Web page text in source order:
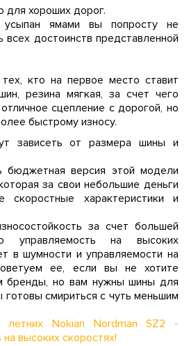
для хороших дорог.
усыпан ямами вы попросту не
всех достоинств представленной
кто на первое место ставит
резина мягкая, за счет чего
сцепление с дорогой, но
быстрому износу.
зависеть от размера шины и
бюджетная версия этой модели
за свои небольшие деньги
скоростные характеристики и
за счет большей
управляемость на высоких
в шумности и управляемости на
ее, если вы не хотите
бренды, но вам нужны шины для
смириться с чуть меньшим
летних Nokian Nordman SZ2 -
высоких скоростях!